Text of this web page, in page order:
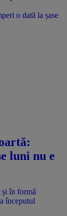
o dată la șase
luni nu e
în formă
începutul